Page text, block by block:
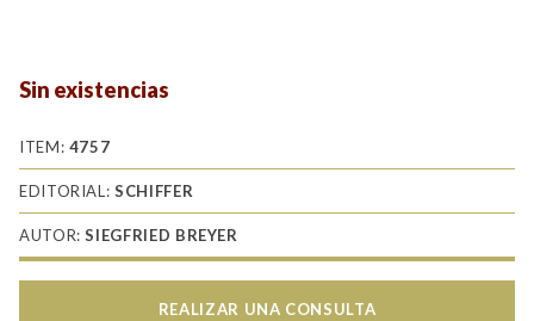
Sin existencias
ITEM: 4757
EDITORIAL:SCHIFFER
AUTOR:SIEGFRIED BREYER
REALIZAR UNA CONSULTA